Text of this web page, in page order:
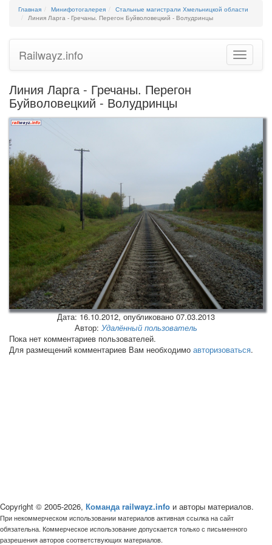
Главная Минифотогалерея
Стальные магистрали Хмельницкой области
Линия Ларга - Гречаны. Перегон Буйволовецкий - Волудринцы
Toggle
Railwayz.info
Линия Ларга - Гречаны. Перегон
Буйволовецкий - Волудринцы
Дата:16.10.2012, опубликовано 07.03.2013
Автор: Удалённый пользователь
Пока нет комментариев пользователей.
Для размещений комментариев Вам необходимо авторизоваться.
Copyright © 2005-2026, Команда railwayz.info и авторы материалов.
При некоммерческом использовании материалов активная ссылка на сайт
обязательна. Коммерческое использование допускается только с письменного
разрешения авторов соответствующих материалов.